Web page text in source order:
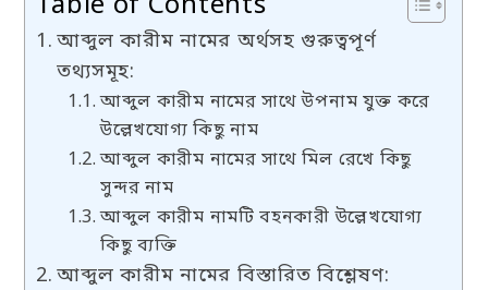
আব্দুল কারীম নামের অর্থসহ গুরুত্বপূর্ণ
তথ্যসমূহ:
আব্দুল কারীম নামের সাথে উপনাম যুক্ত করে
উল্লেখযোগ্য কিছু নাম
আব্দুল কারীম নামের সাথে মিল রেখে কিছু
সুন্দর নাম
আব্দুল কারীম নামটি বহনকারী উল্লেখযোগ্য
কিছু ব্যক্তি
আব্দুল কারীম নামের বিস্তারিত বিশ্লেষণ: